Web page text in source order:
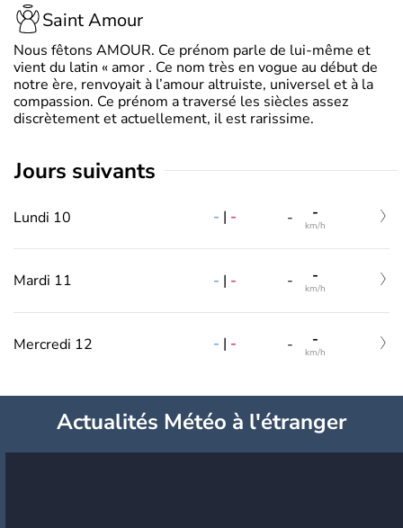
Saint Amour
Nous fêtons AMOUR. Ce prénom parle de lui-même et
vient du latin « amor . Ce nom très en vogue au début de
notre ère, renvoyait à l’amour altruiste, universel et à la
compassion. Ce prénom a traversé les siècles assez
discrètement et actuellement, il est rarissime.
jours suivants
Lundi 10 - | - - -
km/h
Mardi 11 - | - - -
km/h
Mercredi 12 - | - - -
km/h
Actualités Météo à l'étranger